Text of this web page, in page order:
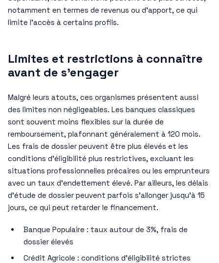
notamment en termes de revenus ou d’apport, ce qui
limite l’accès à certains profils.
Limites et restrictions à connaître
avant de s’engager
Malgré leurs atouts, ces organismes présentent aussi
des limites non négligeables. Les banques classiques
sont souvent moins flexibles sur la durée de
remboursement, plafonnant généralement à 120 mois.
Les frais de dossier peuvent être plus élevés et les
conditions d’éligibilité plus restrictives, excluant les
situations professionnelles précaires ou les emprunteurs
avec un taux d’endettement élevé. Par ailleurs, les délais
d’étude de dossier peuvent parfois s’allonger jusqu’à 15
jours, ce qui peut retarder le financement.
Banque Populaire : taux autour de 3%, frais de
dossier élevés
Crédit Agricole : conditions d’éligibilité strictes